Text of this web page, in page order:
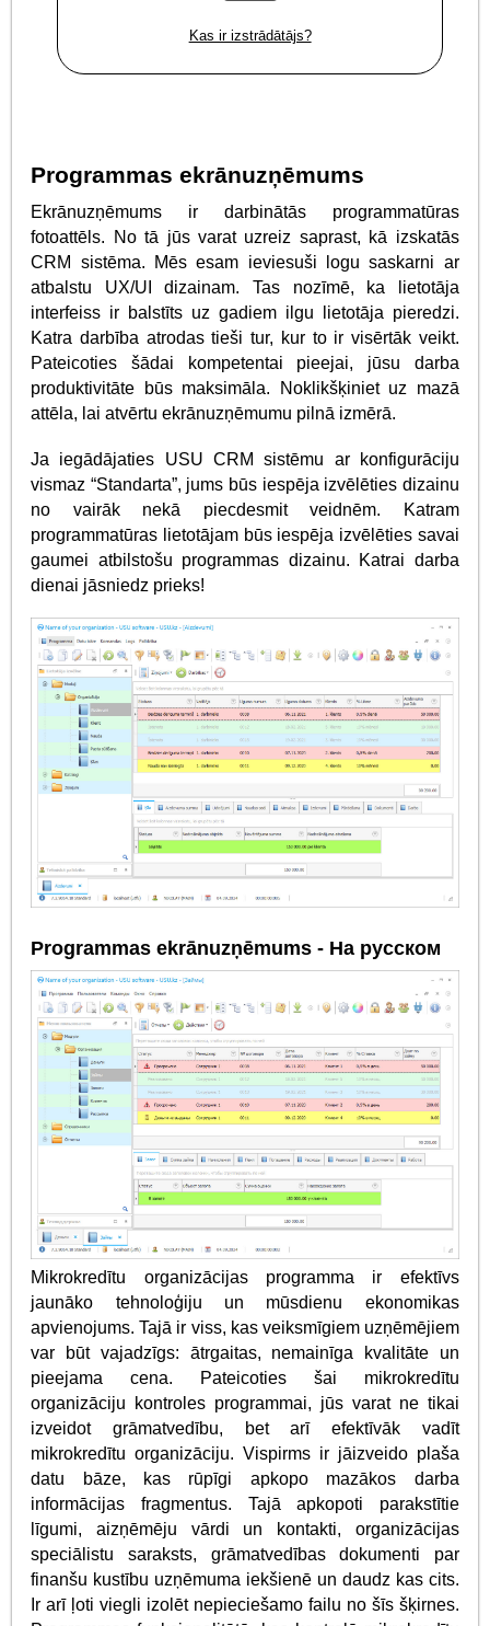
Kas ir izstrādātājs?
Programmas ekrānuzņēmums
Ekrānuzņēmums ir darbinātās programmatūras
fotoattēls. No tā jūs varat uzreiz saprast, kā izskatās
CRM sistēma. Mēs esam ieviesuši logu saskarni ar
atbalstu UX/UI dizainam. Tas nozīmē, ka lietotāja
interfeiss ir balstīts uz gadiem ilgu lietotāja pieredzi.
Katra darbība atrodas tieši tur, kur to ir visērtāk veikt.
Pateicoties šādai kompetentai pieejai, jūsu darba
produktivitāte būs maksimāla. Noklikšķiniet uz mazā
attēla, lai atvērtu ekrānuzņēmumu pilnā izmērā.
Ja iegādājaties USU CRM sistēmu ar konfigurāciju
vismaz “Standarta”, jums būs iespēja izvēlēties dizainu
no vairāk nekā piecdesmit veidnēm. Katram
programmatūras lietotājam būs iespēja izvēlēties savai
gaumei atbilstošu programmas dizainu. Katrai darba
dienai jāsniedz prieks!
Programmas ekrānuzņēmums - На русском
Mikrokredītu organizācijas programma ir efektīvs
jaunāko tehnoloģiju un mūsdienu ekonomikas
apvienojums. Tajā ir viss, kas veiksmīgiem uzņēmējiem
var būt vajadzīgs: ātrgaitas, nemainīga kvalitāte un
pieejama cena. Pateicoties šai mikrokredītu
organizāciju kontroles programmai, jūs varat ne tikai
izveidot grāmatvedību, bet arī efektīvāk vadīt
mikrokredītu organizāciju. Vispirms ir jāizveido plaša
datu bāze, kas rūpīgi apkopo mazākos darba
informācijas fragmentus. Tajā apkopoti parakstītie
līgumi, aizņēmēju vārdi un kontakti, organizācijas
speciālistu saraksts, grāmatvedības dokumenti par
finanšu kustību uzņēmuma iekšienē un daudz kas cits.
Ir arī ļoti viegli izolēt nepieciešamo failu no šīs šķirnes.